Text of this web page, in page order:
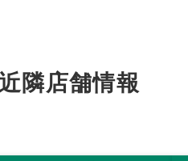
近隣店舗情報